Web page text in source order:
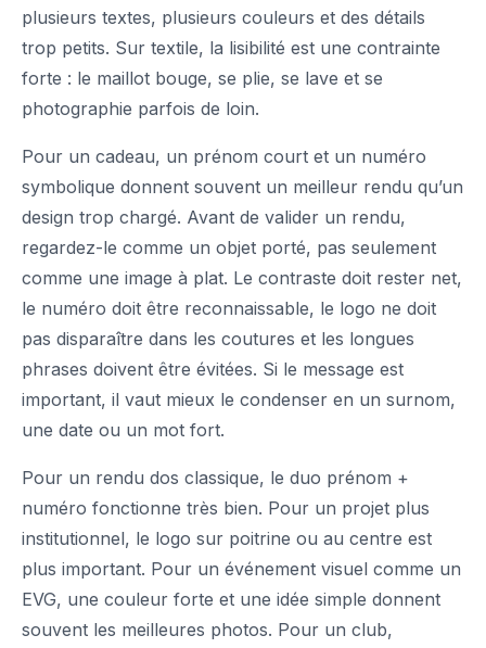
plusieurs textes, plusieurs couleurs et des détails
trop petits. Sur textile, la lisibilité est une contrainte
forte : le maillot bouge, se plie, se lave et se
photographie parfois de loin.
Pour un cadeau, un prénom court et un numéro
symbolique donnent souvent un meilleur rendu qu’un
design trop chargé. Avant de valider un rendu,
regardez-le comme un objet porté, pas seulement
comme une image à plat. Le contraste doit rester net,
le numéro doit être reconnaissable, le logo ne doit
pas disparaître dans les coutures et les longues
phrases doivent être évitées. Si le message est
important, il vaut mieux le condenser en un surnom,
une date ou un mot fort.
Pour un rendu dos classique, le duo prénom +
numéro fonctionne très bien. Pour un projet plus
institutionnel, le logo sur poitrine ou au centre est
plus important. Pour un événement visuel comme un
EVG, une couleur forte et une idée simple donnent
souvent les meilleures photos. Pour un club,